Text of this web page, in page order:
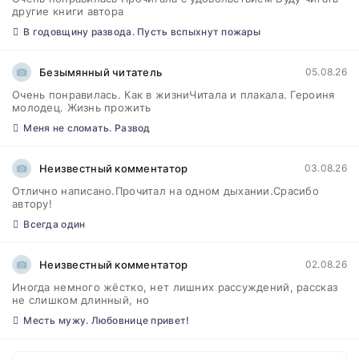
другие книги автора
В годовщину развода. Пусть вспыхнут пожары
Безымянный читатель 05.08.26
Очень понравилась. Как в жизниЧитала и плакала. Героиня
молодец. Жизнь прожить
Меня не сломать. Развод
Неизвестный комментатор 03.08.26
Отлично написано.Прочитал на одном дыхании.Срасибо
автору!
Всегда один
Неизвестный комментатор 02.08.26
Иногда немного жёстко, нет лишних рассуждений, рассказ
не слишком длинный, но
Месть мужу. Любовнице привет!